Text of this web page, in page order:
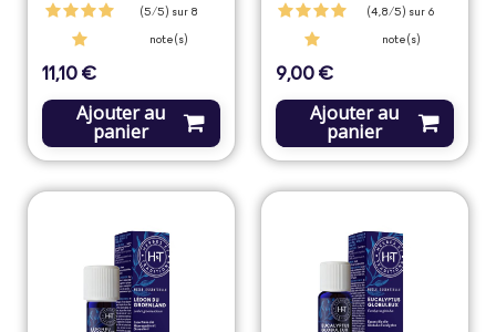
(5/5) sur 8
note(s)
Prix
11,10 €
Ajouter au
panier
(4,8/5) sur 6
note(s)
Prix
9,00 €
Ajouter au
panier